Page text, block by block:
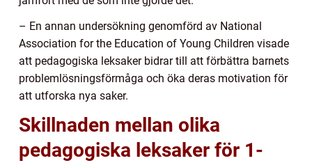
– En annan undersökning genomförd av National
Association for the Education of Young Children visade
att pedagogiska leksaker bidrar till att förbättra barnets
problemlösningsförmåga och öka deras motivation för
att utforska nya saker.
Skillnaden mellan olika
pedagogiska leksaker för 1-